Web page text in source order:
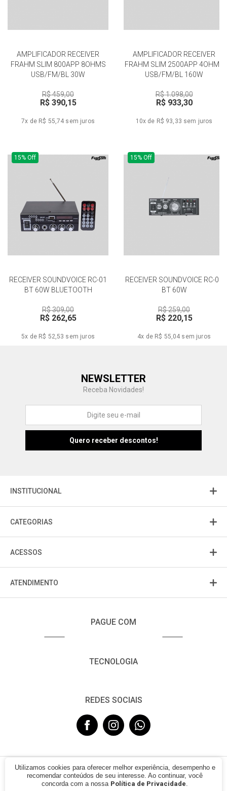
AMPLIFICADOR RECEIVER
FRAHM SLIM 800APP 8OHMS
USB/FM/BL 30W
R$ 459,00
R$ 390,15
7x de R$ 55,74 sem juros
AMPLIFICADOR RECEIVER
FRAHM SLIM 2500APP 4OHMS
USB/FM/BL 160W
R$ 1.098,00
R$ 933,30
10x de R$ 93,33 sem juros
15% Off
RECEIVER SOUNDVOICE RC-01
BT 60W BLUETOOTH
R$ 309,00
R$ 262,65
5x de R$ 52,53 sem juros
15% Off
RECEIVER SOUNDVOICE RC-02
BT 60W
R$ 259,00
R$ 220,15
4x de R$ 55,04 sem juros
NEWSLETTER
Receba Novidades!
INSTITUCIONAL
CATEGORIAS
ACESSOS
ATENDIMENTO
PAGUE COM
TECNOLOGIA
REDES SOCIAIS
© 2021 - FUJISOM. CNPJ: 08.683.782/0001-12. Todos os direitos
reservados.
Fu Fujisom
Utilizamos cookies para oferecer melhor experiência, desempenho e
recomendar conteúdos de seu interesse. Ao continuar, você
concorda com a nossa Política de Privacidade.